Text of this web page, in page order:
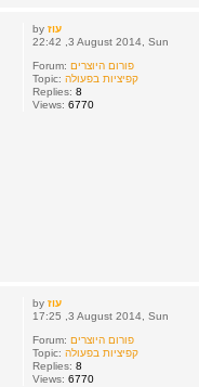
byעוז
22:42 ,3 August 2014, Sun
Forum:פורום היוצרים
Topic:קפיציות בפעולה
Replies:8
Views:6770
byעוז
17:25 ,3 August 2014, Sun
Forum:פורום היוצרים
Topic:קפיציות בפעולה
Replies:8
Views:6770